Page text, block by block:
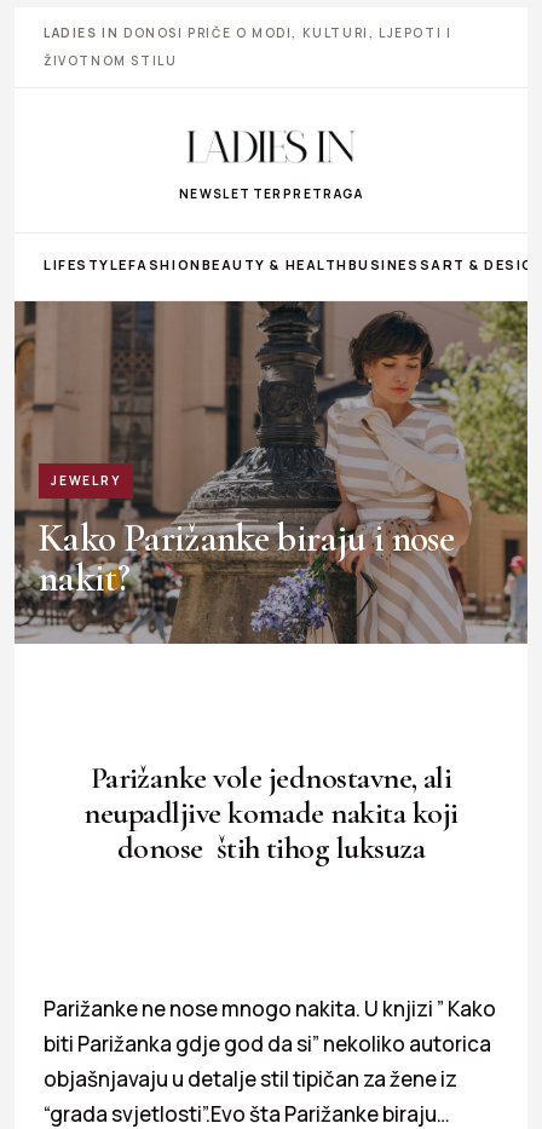
LADIES IN DONOSI PRIČE O MODI, KULTURI, LJEPOTI I
ŽIVOTNOM STILU
NEWSLETTER PRETRAGA
LIFESTYLEFASHIONBEAUTY & HEALTHBUSINESS ART &
JEWELRY
Kako Parižanke biraju i nose
nakit?
Parižanke vole jednostavne, ali
neupadljive komade nakita koji
donose štih tihog luksuza
Parižanke ne nose mnogo nakita. U knjizi ” Kako
biti Parižanka gdje god da si” nekoliko autorica
objašnjavaju u detalje stil tipičan za žene iz
“grada svjetlosti”.Evo šta Parižanke biraju…